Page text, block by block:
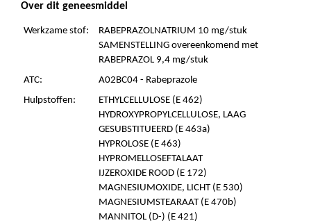
Over dit geneesmiddel
Werkzame stof:
RABEPRAZOLNATRIUM 10 mg/stuk
SAMENSTELLING overeenkomend met
RABEPRAZOL 9,4 mg/stuk
ATC:
A02BC04 - Rabeprazole
Hulpstoffen:
ETHYLCELLULOSE (E 462)
HYDROXYPROPYLCELLULOSE, LAAG
GESUBSTITUEERD (E 463a)
HYPROLOSE (E 463)
HYPROMELLOSEFTALAAT
IJZEROXIDE ROOD (E 172)
MAGNESIUMOXIDE, LICHT (E 530)
MAGNESIUMSTEARAAT (E 470b)
MANNITOL (D-) (E 421)